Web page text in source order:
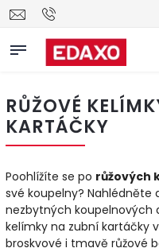
RŮŽOVÉ
KARTÁČKY
Poohlížíte se po růžových
své koupelny?
nezbytných koupelnových
kelímky na zubní kartáčky
broskvové i tmavě růžové